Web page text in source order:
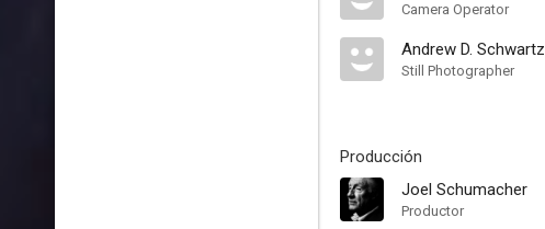
Camera Operator
Andrew D. Schwartz
Still Photographer
Producción
Joel Schumacher
Productor